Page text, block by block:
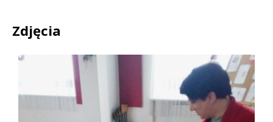
Zdjęcia